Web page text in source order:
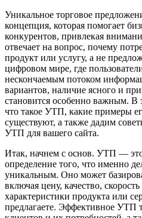
Уникальное торговое
концепция, которая помогает
конкурентов, привлекая
отвечает на вопрос, почему
продукт или услугу, а не
цифровом мире, где
нескончаемым потоком
вариантов, наличие ясного и
становится особенно важным. В
что такое УТП, какие примеры
существуют, а также дадим
УТП для вашего сайта.
Итак, начнем с основ. УТП — это
определение того, что именно
уникальным. Оно может
включая цену, качество,
характеристики продукта или
предлагаете. Эффективное УТП